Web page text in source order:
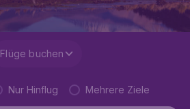
Flüge buchen
Nur Hinflug Mehrere Ziele